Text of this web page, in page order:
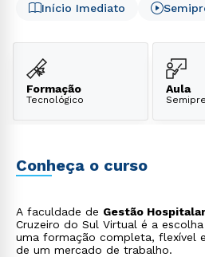
Início Imediato
Formação
Tecnológico
Aula
Conheça o curso
A faculdade de Gestão
Cruzeiro do Sul Virtual é a
uma formação completa, flexível
de um mercado de trabalho.